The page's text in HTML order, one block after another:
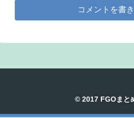
コメントを書
© 2017 FGOまと